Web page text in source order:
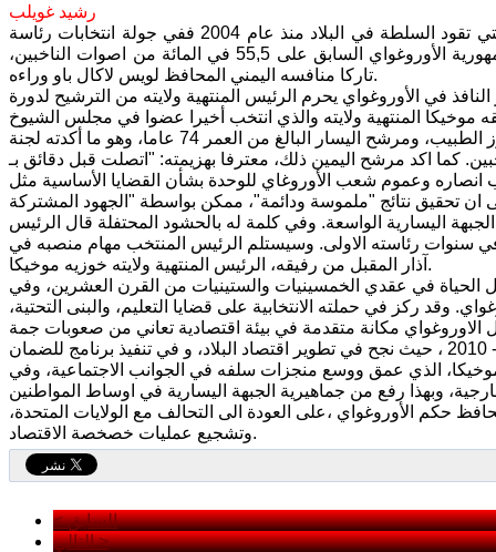
رشيد غويلب
جدد الناخبون في الأوروغواي للمرة الثالثة ثقتهم بمرشح جبهة "أمبليو" اليسارية، التي تقود السلطة في البلاد منذ عام 2004 ففي جولة انتخابات رئاسة
الجمهورية، التي جرت الأحد الفائت حصل تاباريه فاثكيث، مرشح اليسار ورئيس جمهورية الأوروغواي السابق على 55,5 في المائة من اصوات الناخبين،
تاركا منافسه اليمني المحافظ لويس لاكال باو وراءه.
في سنوات 2005 / 2010. علماً ان الدستور النافذ في الأوروغواي يحرم الرئيس المنتهية ولايته من الترشيح لدورة
وكانت جميع استطلاعات الرأي التي جرت بعد إدلاء الناخبين باصواتهم قد اشرت فوز الطبيب، ومرشح اليسار البالغ من العمر 74 عاما، وهو ما أكدته لجنة
بعد فرز 72 في المائة من اصوات الناخبين. كما اكد مرشح اليمين ذلك، معترفا بهزيمته: "اتصلت قبل دقائق بـ
انصاره وعموم شعب الأوروغاي للوحدة بشأن القضايا الأساسية مثل
اليسارية الواسعة. وفي كلمة له بالحشود المحتفلة قال الرئيس
في سنوات رئاسته الاولى. وسيستلم الرئيس المنتخب مهام منصبه في
آذار المقبل من رفيقه، الرئيس المنتهية ولايته خوزيه موخيكا.
الحياة في عقدي الخمسينيات والستينيات من القرن العشرين، وفي
وقد ركز في حملته الانتخابية على قضايا التعليم، والبنى التحتية،
وجاء نجاح فاثكيت على خلفية المنجزات التي حققها في دورة رئاسته الاولى 2005 - 2010 ، حيث نجح في تطوير اقتصاد البلاد، و في تنفيذ برنامج للضمان
موخيكا، الذي عمق ووسع منجزات سلفه في الجوانب الاجتماعية، وفي
حكم الأوروغواي ،على العودة الى التحالف مع الولايات المتحدة،
وتشجيع عمليات خصخصة الاقتصاد.
< السابق
التالي >